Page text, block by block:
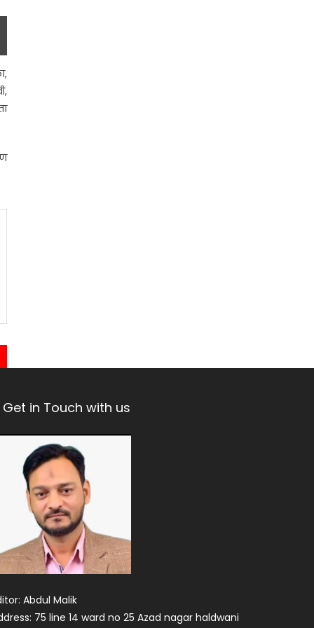
Get in Touch with us
Abdul Malik
75 line 14 ward no 25 Azad nagar haldwani